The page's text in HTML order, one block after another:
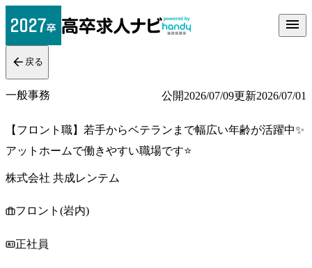
戻る
一般事務 公開2026/07/09更新2026/07/01
【フロント職】若手からベテランまで幅広い年齢が活躍中✨
アットホームで働きやすい職場です⭐
株式会社 共成レンテム
フロント(岩内)
正社員